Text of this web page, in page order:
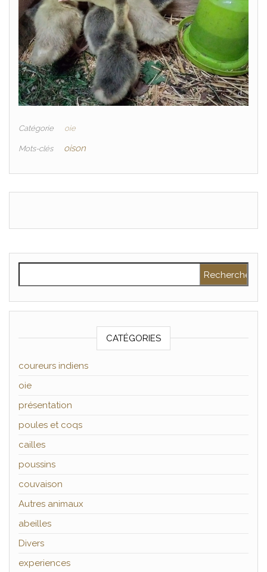
Catégorie oie
Mots-clés oison
CATÉGORIES
coureurs indiens
oie
présentation
poules et coqs
cailles
poussins
couvaison
Autres animaux
abeilles
Divers
experiences